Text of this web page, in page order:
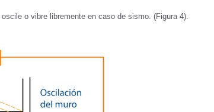
o vibre libremente en caso de sismo. (Figura 4).